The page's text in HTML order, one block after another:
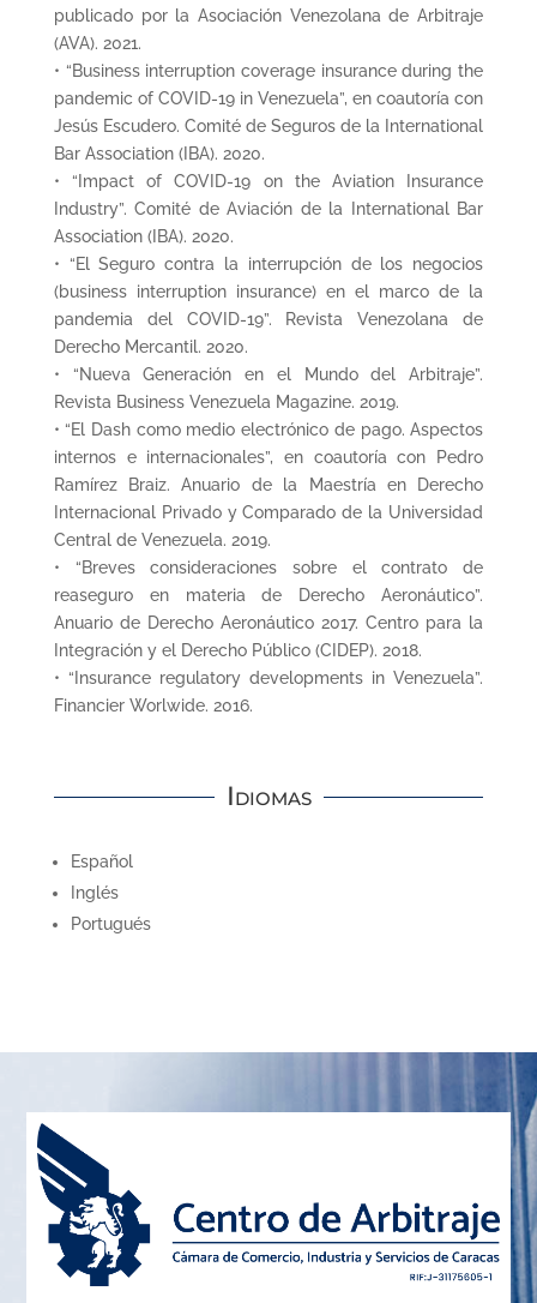
publicado por la Asociación Venezolana de Arbitraje
(AVA). 2021.
• “Business interruption coverage insurance during the
pandemic of COVID-19 in Venezuela”, en coautoría con
Jesús Escudero. Comité de Seguros de la International
Bar Association (IBA). 2020.
• “Impact of COVID-19 on the Aviation Insurance
Industry”. Comité de Aviación de la International Bar
Association (IBA). 2020.
• “El Seguro contra la interrupción de los negocios
(business interruption insurance) en el marco de la
pandemia del COVID-19”. Revista Venezolana de
Derecho Mercantil. 2020.
• “Nueva Generación en el Mundo del Arbitraje”.
Revista Business Venezuela Magazine. 2019.
• “El Dash como medio electrónico de pago. Aspectos
internos e internacionales”, en coautoría con Pedro
Ramírez Braiz. Anuario de la Maestría en Derecho
Internacional Privado y Comparado de la Universidad
Central de Venezuela. 2019.
• “Breves consideraciones sobre el contrato de
reaseguro en materia de Derecho Aeronáutico”.
Anuario de Derecho Aeronáutico 2017. Centro para la
Integración y el Derecho Público (CIDEP). 2018.
• “Insurance regulatory developments in Venezuela”.
Financier Worlwide. 2016.
Idiomas
Español
Inglés
Portugués